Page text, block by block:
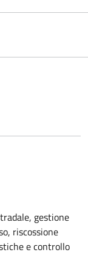
gestione
riscossione
e controllo